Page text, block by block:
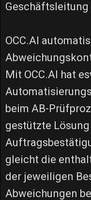
Geschäftsleitung
OCC.AI
Mit OCC.AI hat
beim AB-
gestützte
gleicht die
der jeweiligen
Abweichungen